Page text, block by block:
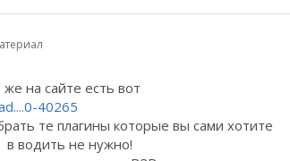
на сайте есть вот
40265
те плагины которые вы сами хотите
в водить не нужно!